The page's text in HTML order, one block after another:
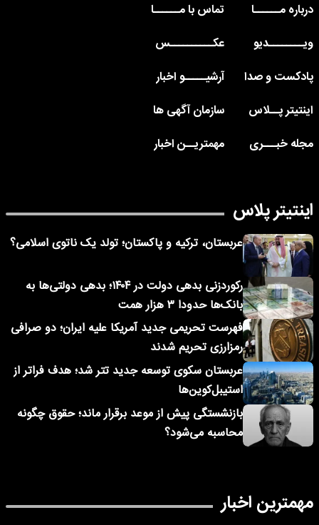
درباره مــــــا
تماس با مــــــا
ویــــــــدیو
عکــــــــــس
پادکست و صدا
آرشیـــــو اخبار
اینتیتر پــلاس
سازمان آگهی ها
مجله خبـــری
مهمتریــن اخبار
اینتیتر پلاس
عربستان، ترکیه و پاکستان؛ تولد یک ناتوی اسلامی؟
رکوردزنی بدهی دولت در ۱۴۰۴؛ بدهی دولتی‌ها به
بانک‌ها حدودا ۳ هزار همت
فهرست تحریمی جدید آمریکا علیه ایران؛ دو صرافی
رمزارزی تحریم شدند
عربستان سکوی توسعه جدید تتر شد؛ هدف فراتر از
استیبل‌کوین‌ها
بازنشستگی پیش از موعد برقرار ماند؛ حقوق چگونه
محاسبه می‌شود؟
مهمترین اخبار